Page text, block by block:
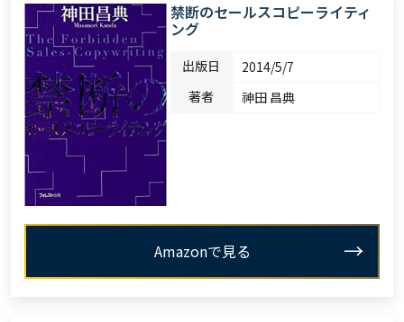
禁断のセールスコピーライティ
ング
出版日
2014/5/7
著者
神田 昌典
Amazonで見る